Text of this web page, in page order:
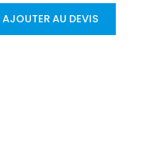
AJOUTER AU DEVIS